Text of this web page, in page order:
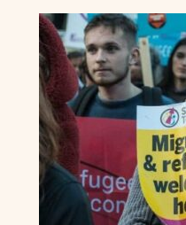
Utilisent Les
Taux D’intérêt
Comme « Un
Marteau De
Forgeron »
Par Alice 18 juin 2022